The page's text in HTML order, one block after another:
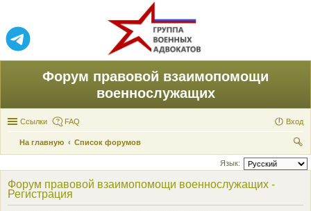
Форум правовой взаимопомощи
военнослужащих
Ссылки FAQ Вход
На главную
Список форумов
ои
Язык:
Форум правовой взаимопомощи военнослужащих -
Регистрация